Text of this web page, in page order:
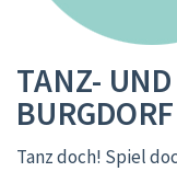
TANZ-
BURGDORF
Tanz doch! Spiel